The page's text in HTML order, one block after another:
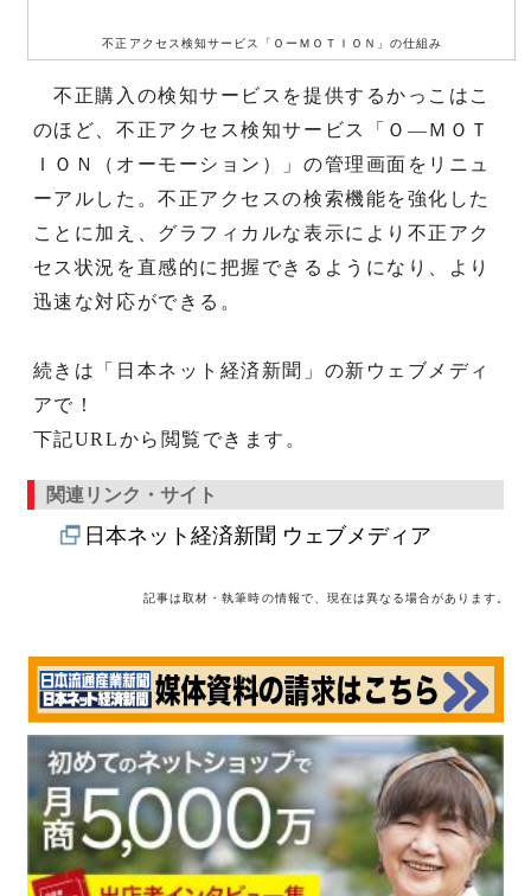
不正アクセス検知サービス「ＯーＭＯＴＩＯＮ」の仕組み
不正購入の検知サービスを提供するかっこはこ
のほど、不正アクセス検知サービス「Ｏ―ＭＯＴ
ＩＯＮ（オーモーション）」の管理画面をリニュ
ーアルした。不正アクセスの検索機能を強化した
ことに加え、グラフィカルな表示により不正アク
セス状況を直感的に把握できるようになり、より
迅速な対応ができる。
続きは「日本ネット経済新聞」の新ウェブメディ
アで！
下記URLから閲覧できます。
関連リンク・サイト
日本ネット経済新聞 ウェブメディア
記事は取材・執筆時の情報で、現在は異なる場合があります。